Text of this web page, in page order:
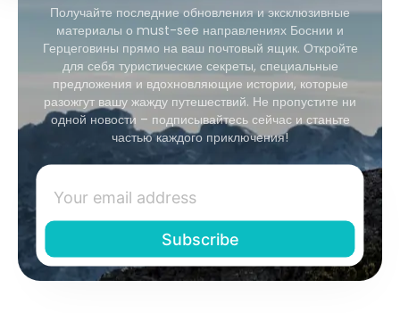
Получайте последние обновления и эксклюзивные
материалы о must-see направлениях Боснии и
Герцеговины прямо на ваш почтовый ящик. Откройте
для себя туристические секреты, специальные
предложения и вдохновляющие истории, которые
разожгут вашу жажду путешествий. Не пропустите ни
одной новости – подписывайтесь сейчас и станьте
частью каждого приключения!